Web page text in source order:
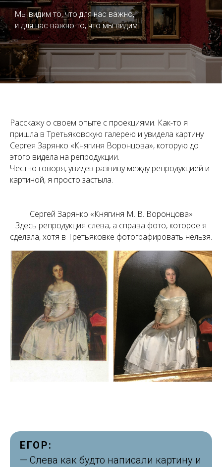
Мы видим то, что для нас важно,
и для нас важно то, что мы видим
Расскажу о своем опыте с проекциями. Как-то я
пришла в Третьяковскую галерею и увидела картину
Сергея Зарянко «Княгиня Воронцова», которую до
этого видела на репродукции.
Честно говоря, увидев разницу между репродукцией и
картиной, я просто застыла.
Сергей Зарянко «Княгиня М. В. Воронцова»
Здесь репродукция слева, а справа фото, которое я
сделала, хотя в Третьяковке фотографировать нельзя.
ЕГОР:
— Слева как будто написали картину и